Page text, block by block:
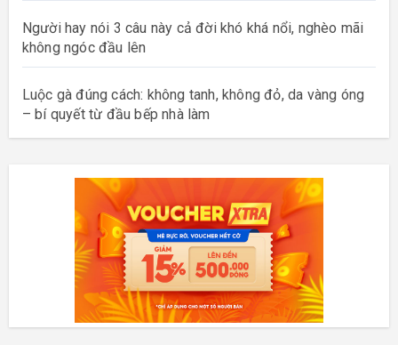
Người hay nói 3 câu này cả đời khó khá nổi, nghèo mãi
không ngóc đầu lên
Luộc gà đúng cách: không tanh, không đỏ, da vàng óng
– bí quyết từ đầu bếp nhà làm